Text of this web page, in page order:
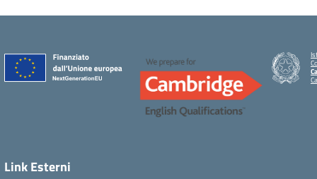
Link Esterni